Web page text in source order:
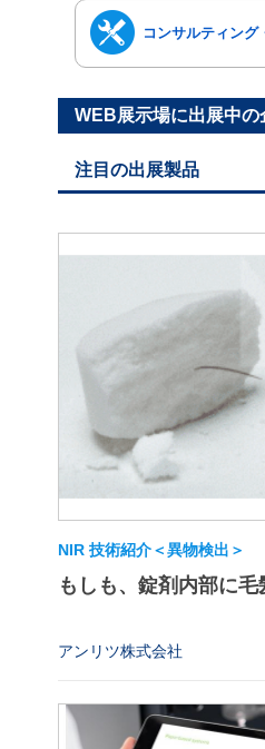
コンサルティング
WEB展示場に出展中の
注目の出展製品
NIR 技術紹介＜異物検出＞
もしも、錠剤内部に
アンリツ株式会社